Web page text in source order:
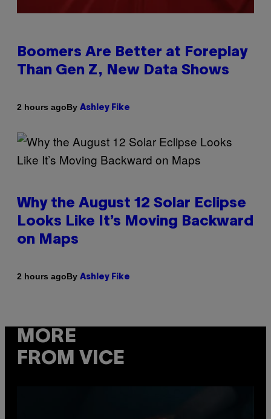
Boomers Are Better at Foreplay
Than Gen Z, New Data Shows
2 hours agoBy Ashley Fike
Why the August 12 Solar Eclipse
Looks Like It’s Moving Backward
on Maps
2 hours agoBy Ashley Fike
MORE
FROM VICE